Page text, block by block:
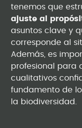
tenemos que
ajuste al
asuntos clave y
corresponde al
Además, es
profesional para
cualitativos
fundamento de
la biodiversidad.